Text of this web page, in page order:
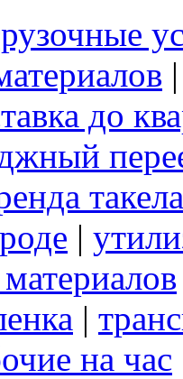
до
|
|
на час